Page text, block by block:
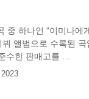
중 하나인 "이미나에
앨범으로 수록된 곡
수한 판매고를 …